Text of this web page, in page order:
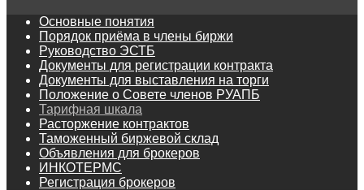
Основные понятия
Порядок приёма в члены биржи
Руководство ЭСТБ
Документы для регистрации контракта
Документы для выставления на торги
Положение о Совете членов РУАПБ
Тарифная шкала
Расторжение контрактов
Таможенный биржевой склад
Объявления для брокеров
ИНКОТЕРМС
Регистрация брокеров